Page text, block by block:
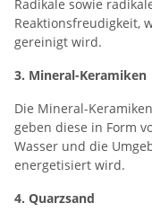
Radikale sowie
Reaktionsfreudigkeit,
gereinigt wird.
3. Mineral-Keramiken
Die Mineral-
geben diese in Form
Wasser und die
energetisiert wird.
4. Quarzsand